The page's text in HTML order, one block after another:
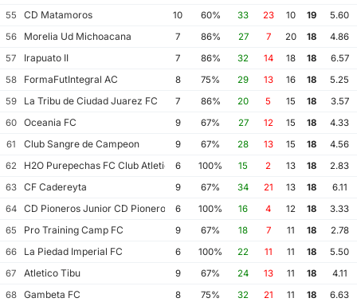
55
CD Matamoros 10 60% 33 23 10 19
5.60
56
Morelia Ud Michoacana 7 86% 27 7 20 18
4.86
57
Irapuato II 7 86% 32 14 18 18
6.57
58
FormaFutIntegral AC 8 75% 29 13 16 18
5.25
59
La Tribu de Ciudad Juarez FC 7 86% 20 5 15 18
3.57
60
Oceania FC 9 67% 27 12 15 18
4.33
61
Club Sangre de Campeon 9 67% 28 13 15 18
4.56
62
H2O Purepechas FC Club Atletico Morelia II
6 100% 15 2 13 18
2.83
63
CF Cadereyta 9 67% 34 21 13 18
6.11
64
CD Pioneros Junior CD Pioneros de Cancun II
6 100% 16 4 12 18
3.33
65
Pro Training Camp FC 9 67% 18 7 11 18
2.78
66
La Piedad Imperial FC 6 100% 22 11 11 18
5.50
67
Atletico Tibu 9 67% 24 13 11 18
4.11
68
Gambeta FC 8 75% 32 21 11 18
6.63